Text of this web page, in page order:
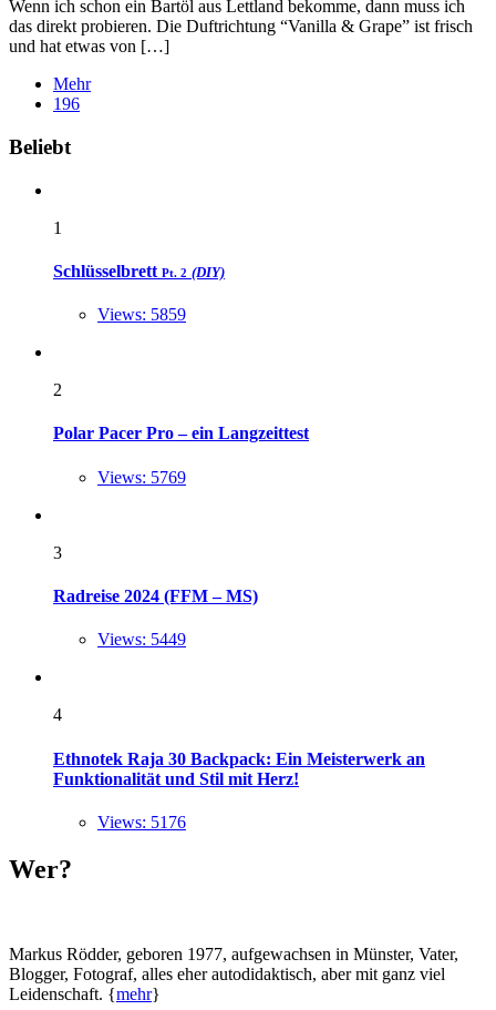
Wenn ich schon ein Bartöl aus Lettland bekomme, dann muss ich
das direkt probieren. Die Duftrichtung “Vanilla & Grape” ist frisch
und hat etwas von […]
Mehr
196
Widgets
Beliebt
1
Schlüsselbrett Pt. 2 (DIY)
Views: 5859
2
Polar Pacer Pro – ein Langzeittest
Views: 5769
3
Radreise 2024 (FFM – MS)
Views: 5449
4
Ethnotek Raja 30 Backpack: Ein Meisterwerk an
Funktionalität und Stil mit Herz!
Views: 5176
Wer?
Markus Rödder, geboren 1977, aufgewachsen in Münster, Vater,
Blogger, Fotograf, alles eher autodidaktisch, aber mit ganz viel
Leidenschaft. {mehr}